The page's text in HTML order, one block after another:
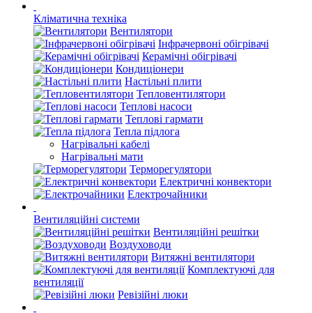
Кліматична техніка
Вентилятори
Інфрачервоні обігрівачі
Керамічні обігрівачі
Кондиціонери
Настільні плити
Тепловентилятори
Теплові насоси
Теплові гармати
Тепла підлога
Нагрівальні кабелі
Нагрівальні мати
Терморегулятори
Електричні конвектори
Електрочайники
Вентиляційні системи
Вентиляційні решітки
Воздуховоди
Витяжні вентилятори
Комплектуючі для
вентиляції
Ревізійні люки